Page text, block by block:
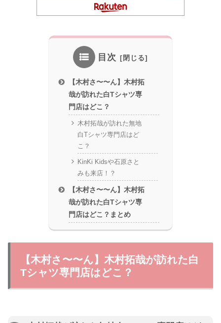
目次
【木村さ〜〜ん】木村拓
哉が訪れた白Tシャツ専
門店はどこ？
木村拓哉が訪れた無地
白Tシャツ専門店はど
こ？
KinKi Kidsや石原さと
みも来店！？
【木村さ〜〜ん】木村拓
哉が訪れた白Tシャツ専
門店はどこ？まとめ
【木村さ〜〜ん】木村拓哉が訪れた白
Tシャツ専門店はどこ？